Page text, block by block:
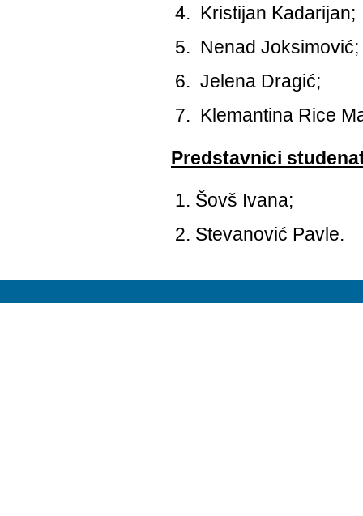
Kristijan Kadarijan;
Nenad Joksimović;
Jelena Dragić;
Klemantina Rice
Predstavnici
Šovš Ivana;
Stevanović Pavle.